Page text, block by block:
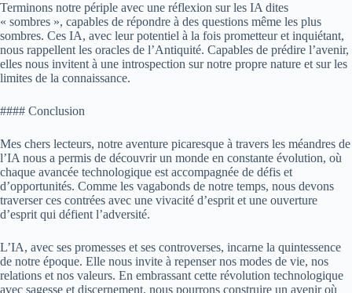
Terminons notre périple avec une réflexion sur les IA dites
« sombres », capables de répondre à des questions même les plus
sombres. Ces IA, avec leur potentiel à la fois prometteur et inquiétant,
nous rappellent les oracles de l’Antiquité. Capables de prédire l’avenir,
elles nous invitent à une introspection sur notre propre nature et sur les
limites de la connaissance.
#### Conclusion
Mes chers lecteurs, notre aventure picaresque à travers les méandres de
l’IA nous a permis de découvrir un monde en constante évolution, où
chaque avancée technologique est accompagnée de défis et
d’opportunités. Comme les vagabonds de notre temps, nous devons
traverser ces contrées avec une vivacité d’esprit et une ouverture
d’esprit qui défient l’adversité.
L’IA, avec ses promesses et ses controverses, incarne la quintessence
de notre époque. Elle nous invite à repenser nos modes de vie, nos
relations et nos valeurs. En embrassant cette révolution technologique
avec sagesse et discernement, nous pourrons construire un avenir où